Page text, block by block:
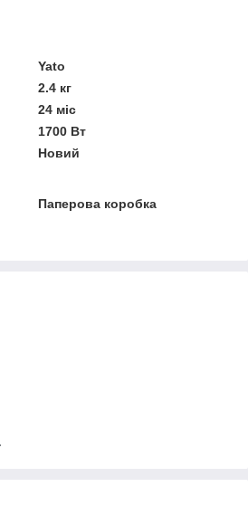
Yato
2.4 кг
24 міс
1700 Вт
Новий
Паперова коробка